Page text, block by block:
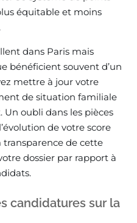
équitable et moins
dans Paris mais
bénéficient souvent d’un
mettre à jour votre
de situation familiale
Un oubli dans les pièces
de votre score
transparence de cette
dossier par rapport à
candidatures sur la